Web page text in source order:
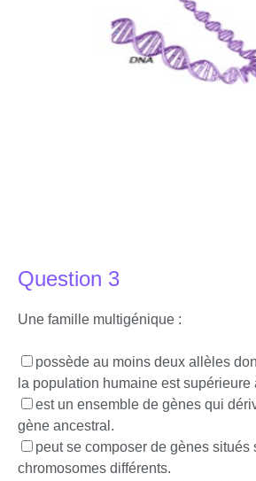
Question 3
Une famille multigénique :
possède au moins deux allèles
la population humaine est supérieure
est un ensemble de gènes qui
gène ancestral.
peut se composer de gènes situés
chromosomes différents.